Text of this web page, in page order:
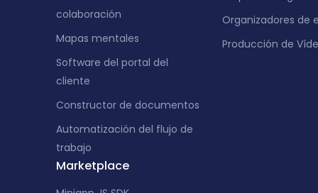
colaboración
Mapas mentales
Software del portal del
cliente
Constructor de documentos
Automatización del flujo de
trabajo
Marketplace
Organizadores de
Producción de